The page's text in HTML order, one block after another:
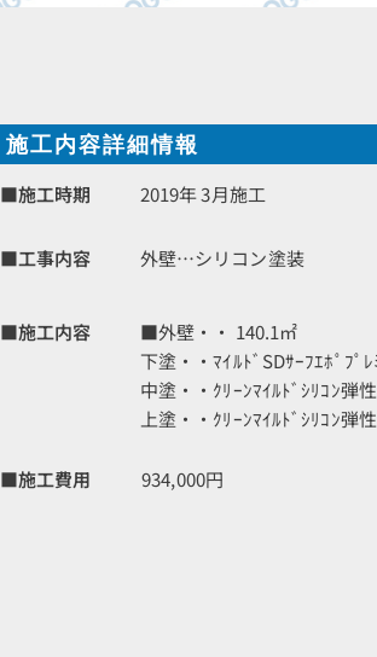
施工内容詳細情報
■施工時期
2019年 3月施工
■工事内容 外壁…シリコン塗装
■施工内容
■外壁・・ 140.1㎡
下塗・・ﾏｲﾙﾄﾞSDｻｰﾌｴﾎﾟﾌﾟﾚ
中塗・・ｸﾘｰﾝﾏｲﾙﾄﾞｼﾘｺﾝ弾性
上塗・・ｸﾘｰﾝﾏｲﾙﾄﾞｼﾘｺﾝ弾性
■施工費用 934,000円